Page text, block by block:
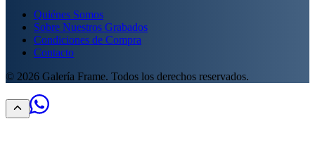
Quiénes Somos
Sobre Nuestros Grabados
Condiciones de Compra
Contacto
© 2026 Galería Frame. Todos los derechos reservados.